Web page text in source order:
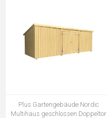
Plus Gartengebäude Nordic
Multihaus geschlossen Doppeltor